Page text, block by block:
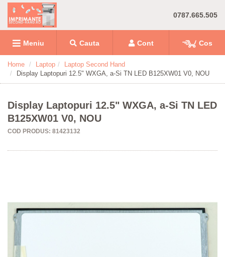
0787.665.505
Meniu Cauta Cont Cos
Home Laptop
Laptop Second Hand
Display Laptopuri 12.5" WXGA, a-Si TN LED B125XW01 V0, NOU
Display Laptopuri 12.5" WXGA, a-Si TN LED
B125XW01 V0, NOU
COD PRODUS: 81423132